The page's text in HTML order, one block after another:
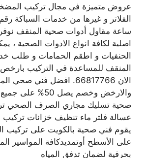
عروض متميزة في مجال تركيب
ساعة مقاول أدوات صحية المنقف
اصلية لكافة انواع الادوات الصحية ،
الحنفيات و اطقم الحمامات و طلب
المنقف للمساعدة في التركيب بارخص
الان 66817766. افضل فني
والارخض وخصم يصل
صحية تسليك مجاري الصرف الصحي
عسالة فلتر ماء تنظيف خزانات
يقوم فني صحية بالكويت على تركيب
على الأسطح أوتمديدكافة المواسير
بحرفية لضمان تدفق المياه